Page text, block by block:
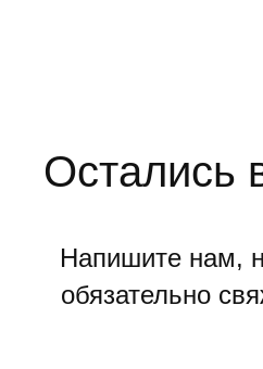
Остались
Напишите нам,
обязательно